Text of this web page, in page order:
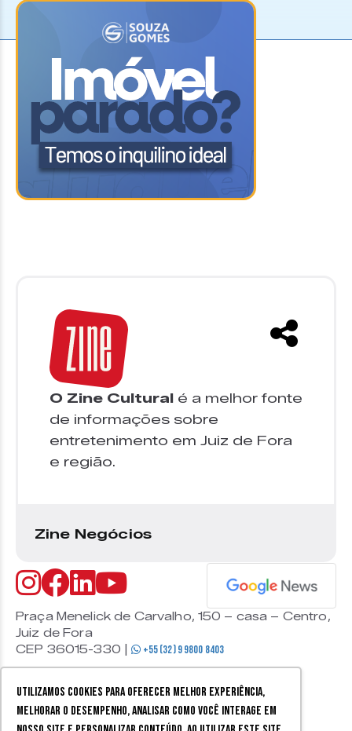
Utilizamos cookies para oferecer melhor experiência,
melhorar o desempenho, analisar como você interage em
O Zine Cultural é a melhor fonte
de informações sobre
entretenimento em Juiz de Fora
e região.
Zine Negócios
Praça Menelick de Carvalho, 150 – casa – Centro,
Juiz de Fora
CEP 36015-330 |
+55 (32) 9 9800 8403